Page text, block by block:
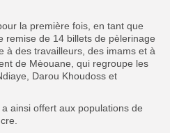
la première fois, en tant que
remise de 14 billets de pèlerinage
à des travailleurs, des imams et à
de Mèouane, qui regroupe les
Darou Khoudoss et
ainsi offert aux populations de